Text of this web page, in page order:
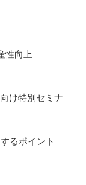
性向上
け特別セミナ
るポイント